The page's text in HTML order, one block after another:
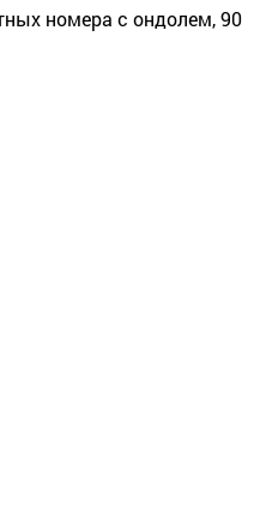
номера с ондолем, 90